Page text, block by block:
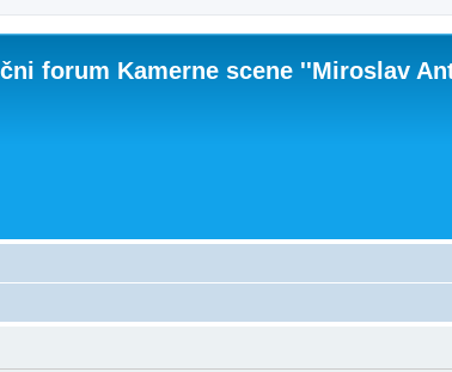
forum Kamerne scene ''Miroslav